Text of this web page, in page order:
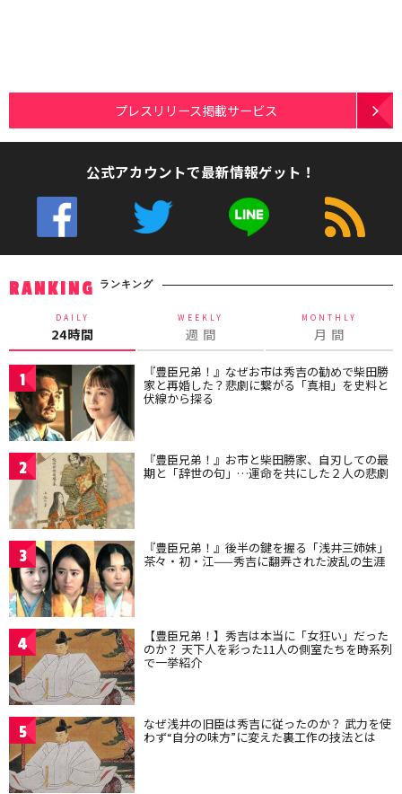
プレスリリース掲載サービス
公式アカウントで最新情報ゲット！
RANKING ランキング
DAILY
24時間
WEEKLY
週 間
MONTHLY
月 間
1 『豊臣兄弟！』なぜお市は秀吉の勧めで柴田勝
家と再婚した？悲劇に繋がる「真相」を史料と
伏線から探る
2 『豊臣兄弟！』お市と柴田勝家、自刃しての最
期と「辞世の句」…運命を共にした２人の悲劇
3 『豊臣兄弟！』後半の鍵を握る「浅井三姉妹」
茶々・初・江——秀吉に翻弄された波乱の生涯
4 【豊臣兄弟！】秀吉は本当に「女狂い」だった
のか？ 天下人を彩った11人の側室たちを時系列
で一挙紹介
5 なぜ浅井の旧臣は秀吉に従ったのか？ 武力を使
わず“自分の味方”に変えた裏工作の技法とは